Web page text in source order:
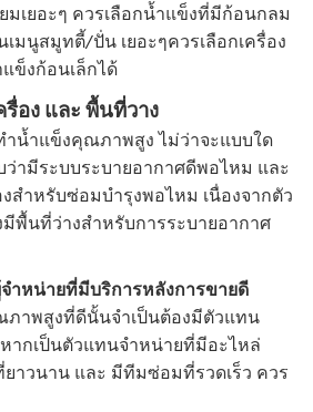
มเยอะๆ ควรเลือกน้ำแข็งที่มีก้อนกลม
มนูสมูทตี้/ปั่น เยอะๆควรเลือกเครื่อง
ข็งก้อนเล็กได้
อง และ พื้นที่วาง
ำน้ำแข็งคุณภาพสูง ไม่ว่าจะแบบใด
ามีระบบระบายอากาศดีพอไหม และ
สำหรับซ่อมบำรุงพอไหม เนื่องจากตัว
มีพื้นที่ว่างสำหรับการระบายอากาศ
ำหน่ายที่มีบริการหลังการขายดี
ภาพสูงที่ดีนั้นจำเป็นต้องมีตัวแทน
ากเป็นตัวแทนจำหน่ายที่มีอะไหล่
าวนาน และ มีทีมซ่อมที่รวดเร็ว ควร